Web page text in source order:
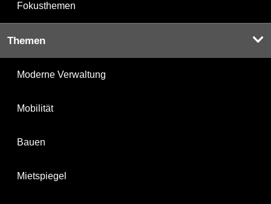
Fokusthemen
Themen
Moderne Verwaltung
Mobilität
Bauen
Mietspiegel